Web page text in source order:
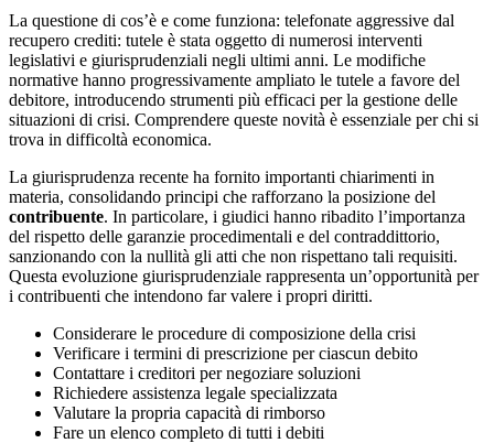
La questione di cos’è e come funziona: telefonate aggressive dal
recupero crediti: tutele è stata oggetto di numerosi interventi
legislativi e giurisprudenziali negli ultimi anni. Le modifiche
normative hanno progressivamente ampliato le tutele a favore del
debitore, introducendo strumenti più efficaci per la gestione delle
situazioni di crisi. Comprendere queste novità è essenziale per chi si
trova in difficoltà economica.
La giurisprudenza recente ha fornito importanti chiarimenti in
materia, consolidando principi che rafforzano la posizione del
contribuente. In particolare, i giudici hanno ribadito l’importanza
del rispetto delle garanzie procedimentali e del contraddittorio,
sanzionando con la nullità gli atti che non rispettano tali requisiti.
Questa evoluzione giurisprudenziale rappresenta un’opportunità per
i contribuenti che intendono far valere i propri diritti.
Considerare le procedure di composizione della crisi
Verificare i termini di prescrizione per ciascun debito
Contattare i creditori per negoziare soluzioni
Richiedere assistenza legale specializzata
Valutare la propria capacità di rimborso
Fare un elenco completo di tutti i debiti